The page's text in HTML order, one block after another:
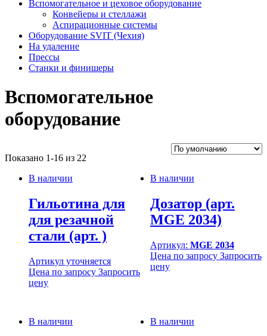
Вспомогательное и цеховое оборудование
Конвейеры и стеллажи
Аспирационные системы
Оборудование SVIT (Чехия)
На удаление
Прессы
Станки и финишеры
Вспомогательное
оборудование
Показано 1-16 из 22
В наличии
Гильотина для
для резачной
стали (арт. )
Артикул уточняется
Цена по запросу Запросить
цену
В наличии
Дозатор (арт.
MGE 2034)
Артикул: MGE 2034
Цена по запросу Запросить
цену
В наличии В наличии